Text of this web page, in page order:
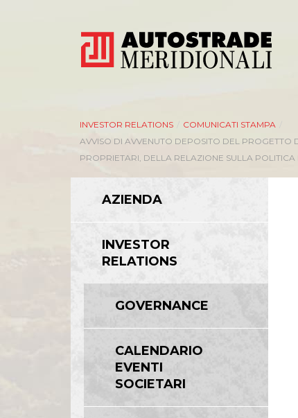
INVESTOR RELATIONS COMUNICATI STAMPA
AVVISO DI AVVENUTO DEPOSITO DEL PROGETTO
PROPRIETARI, DELLA RELAZIONE SULLA
AZIENDA
INVESTOR
RELATIONS
GOVERNANCE
CALENDARIO
EVENTI
SOCIETARI